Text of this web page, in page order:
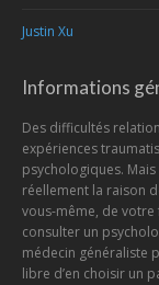
Justin Xu
Informations
Des difficultés
expériences
psychologiques.
réellement la raison
vous-même, de votre
consulter un
médecin généraliste
libre d’en choisir un